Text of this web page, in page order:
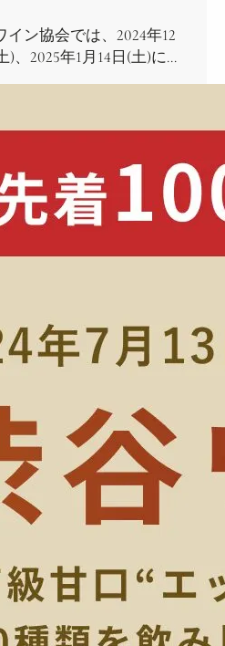
ン協会では、2024年12
)、2025年1月14日(土)に…